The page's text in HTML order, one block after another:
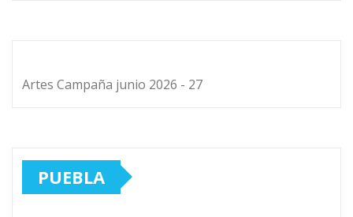
Artes Campaña junio 2026 - 27
PUEBLA